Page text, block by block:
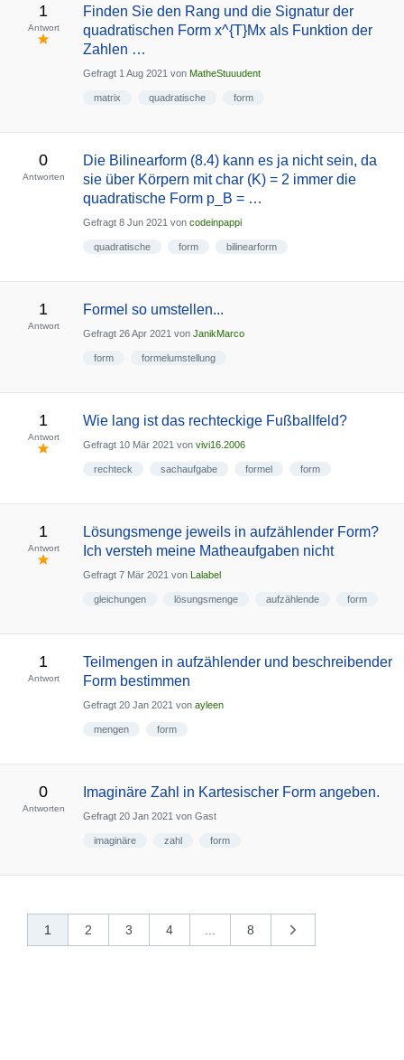
1
Antwort
Finden Sie den Rang und die Signatur der
quadratischen Form x^{T}Mx als Funktion der
Zahlen …
Gefragt 1 Aug 2021 von MatheStuuudent
matrix quadratische form
0
Antworten
Die Bilinearform (8.4) kann es ja nicht sein, da
sie über Körpern mit char (K) = 2 immer die
quadratische Form p_B = …
Gefragt 8 Jun 2021 von codeinpappi
quadratische form bilinearform
1
Antwort
Formel so umstellen...
Gefragt 26 Apr 2021 von JanikMarco
form formelumstellung
1
Antwort
Wie lang ist das rechteckige Fußballfeld?
Gefragt 10 Mär 2021 von vivi16.2006
rechteck sachaufgabe formel form
1
Antwort
Lösungsmenge jeweils in aufzählender Form?
Ich versteh meine Matheaufgaben nicht
Gefragt 7 Mär 2021 von Lalabel
gleichungen lösungsmenge aufzählende form
1
Antwort
Teilmengen in aufzählender und beschreibender
Form bestimmen
Gefragt 20 Jan 2021 von ayleen
mengen form
0
Antworten
Imaginäre Zahl in Kartesischer Form angeben.
Gefragt 20 Jan 2021 von Gast
imaginäre zahl form
1 2 3 4 8